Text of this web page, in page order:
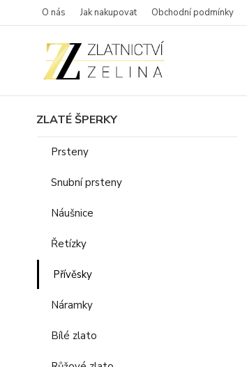
O nás Jak nakupovat Obchodní podmínky
ZLATÉ ŠPERKY
Prsteny
Snubní prsteny
Náušnice
Řetízky
Přívěsky
Náramky
Bílé zlato